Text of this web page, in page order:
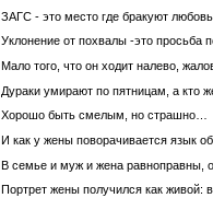
ЗАГС - это место где бракуют любовь.
Уклонение от похвалы -это просьба
Мало того, что он ходит налево,
Дураки умирают по пятницам, а кто
Хорошо быть смелым, но страшно…
И как у жены поворачивается язык
В семье и муж и жена равноправны,
Портрет жены получился как живой: